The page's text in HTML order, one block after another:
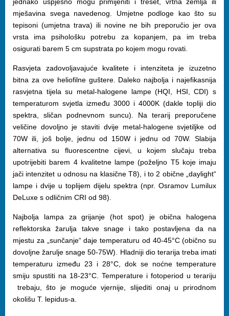
mješavina svega navedenog. Umjetne podloge kao što su
tepisoni (umjetna trava) ili novine ne bih preporučio jer ova
vrsta ima psihološku potrebu za kopanjem, pa im treba
osigurati barem 5 cm supstrata po kojem mogu rovati.
Rasvjeta zadovoljavajuće kvalitete i intenziteta je izuzetno
bitna za ove heliofilne guštere. Daleko najbolja i najefikasnija
rasvjetna tijela su metal-halogene lampe (HQI, HSI, CDI) s
temperaturom svjetla između 3000 i 4000K (dakle topliji dio
spektra, sličan podnevnom suncu). Na terarij preporučene
veličine dovoljno je staviti dvije metal-halogene svjetiljke od
70W ili, još bolje, jednu od 150W i jednu od 70W. Slabija
alternativa su fluorescentne cijevi, u kojem slučaju treba
upotrijebiti barem 4 kvalitetne lampe (poželjno T5 koje imaju
jači intenzitet u odnosu na klasične T8), i to 2 obične „daylight“
lampe i dvije u toplijem dijelu spektra (npr. Osramov Lumilux
DeLuxe s odličnim CRI od 98).
Najbolja lampa za grijanje (hot spot) je obična halogena
reflektorska žarulja takve snage i tako postavljena da na
mjestu za „sunčanje“ daje temperaturu od 40-45°C (obično su
dovoljne žarulje snage 50-75W). Hladniji dio terarija treba imati
temperaturu između 23 i 28°C, dok se noćne temperature
smiju spustiti na 18-23°C. Temperature i fotoperiod u terariju
trebaju, što je moguće vjernije, slijediti onaj u prirodnom
okolišu T. lepidus-a.